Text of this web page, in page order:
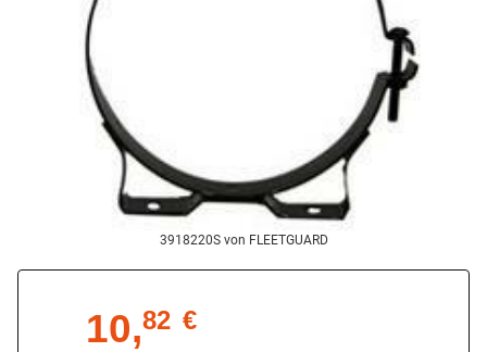
3918220S von FLEETGUARD
10,82 €